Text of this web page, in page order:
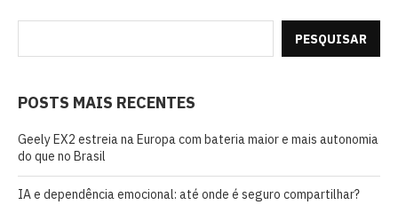
PESQUISAR
POSTS MAIS RECENTES
Geely EX2 estreia na Europa com bateria maior e mais autonomia
do que no Brasil
IA e dependência emocional: até onde é seguro compartilhar?